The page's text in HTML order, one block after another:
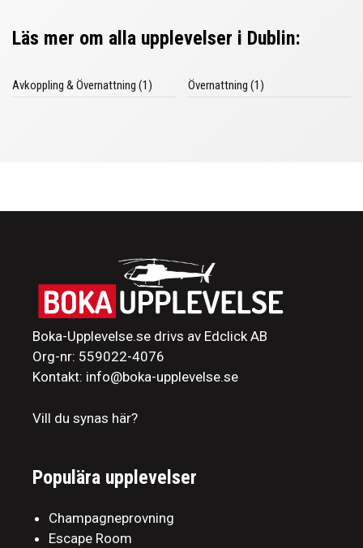
Läs mer om alla upplevelser i Dublin:
Avkoppling & Övernattning (1) Övernattning (1)
Boka-Upplevelse.se drivs av Edclick AB
Org-nr: 559022-4076
Kontakt: info@boka-upplevelse.se
Vill du synas här?
Populära upplevelser
Champagneprovning
Escape Room